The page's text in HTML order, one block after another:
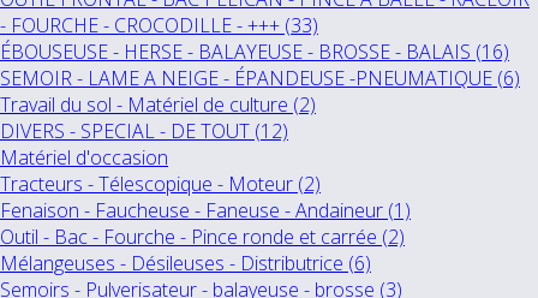
- FOURCHE - CROCODILLE - +++ (33)
ÉBOUSEUSE - HERSE - BALAYEUSE - BROSSE - BALAIS (16)
SEMOIR - LAME A NEIGE - ÉPANDEUSE -PNEUMATIQUE (6)
Travail du sol - Matériel de culture (2)
DIVERS - SPECIAL - DE TOUT (12)
Matériel d'occasion
Tracteurs - Télescopique - Moteur (2)
Fenaison - Faucheuse - Faneuse - Andaineur (1)
Outil - Bac - Fourche - Pince ronde et carrée (2)
Mélangeuses - Désileuses - Distributrice (6)
Semoirs - Pulverisateur - balayeuse - brosse (3)